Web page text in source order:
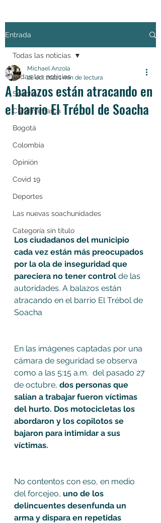
Entrada
Todas las noticias
Soacha
Cundinamarca
Bogotá
Colombia
Opinión
Covid 19
Deportes
Las nuevas soachunidades
Categoría sin título
Todas las noticias
A balazos están atracando en
el barrio El Trébol de Soacha
Michael Anzola
28 oct 20211 min de lectura
Los ciudadanos del municipio
cada vez están más preocupados
por la ola de inseguridad que
pareciera no tener control de las
autoridades. A balazos están
atracando en el barrio El Trébol de
Soacha
En las imágenes captadas por una
cámara de seguridad se observa
como a las 5:15 a.m.  del pasado 27
de octubre, dos personas que
salían a trabajar fueron víctimas
del hurto. Dos motocicletas los
abordaron y los copilotos se
bajaron para intimidar a sus
víctimas.
No contentos con eso, en medio
del forcejeo, uno de los
delincuentes desenfunda un
arma y dispara en repetidas